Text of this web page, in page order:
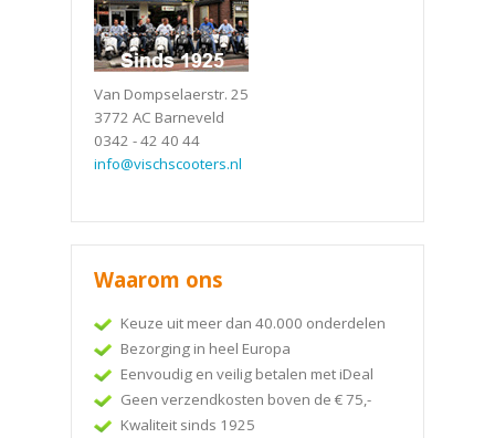
Van Dompselaerstr. 25
3772 AC Barneveld
0342 - 42 40 44
info@vischscooters.nl
Waarom ons
Keuze uit meer dan 40.000 onderdelen
Bezorging in heel Europa
Eenvoudig en veilig betalen met iDeal
Geen verzendkosten boven de € 75,-
Kwaliteit sinds 1925